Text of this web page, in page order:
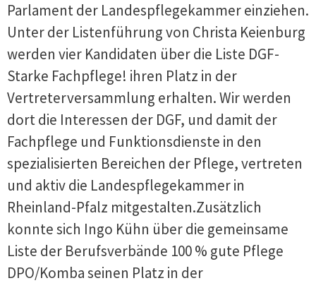
Parlament der Landespflegekammer einziehen.
Unter der Listenführung von Christa Keienburg
werden vier Kandidaten über die Liste DGF-
Starke Fachpflege! ihren Platz in der
Vertreterversammlung erhalten. Wir werden
dort die Interessen der DGF, und damit der
Fachpflege und Funktionsdienste in den
spezialisierten Bereichen der Pflege, vertreten
und aktiv die Landespflegekammer in
Rheinland-Pfalz mitgestalten.Zusätzlich
konnte sich Ingo Kühn über die gemeinsame
Liste der Berufsverbände 100 % gute Pflege
DPO/Komba seinen Platz in der